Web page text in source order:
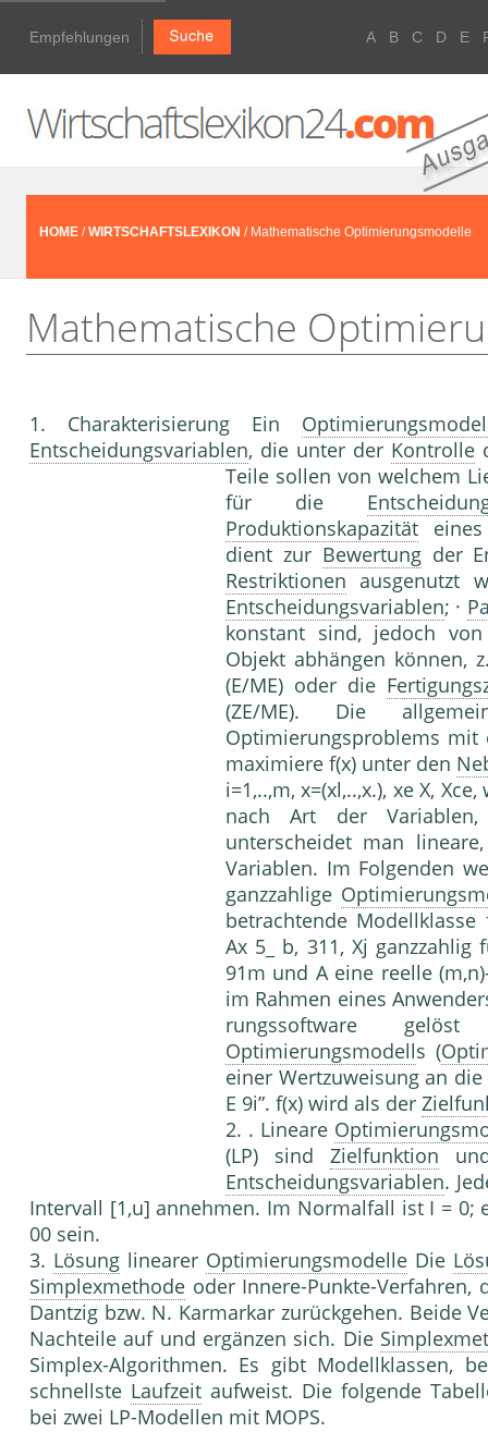
Empfehlungen A B C D E
HOME /WIRTSCHAFTSLEXIKON / Mathematische Optimierungsmodelle
Mathematische
1. Charakterisierung Ein
Entscheidungsvariablen, die unter der Kontrolle
Teile sollen von welchem
für die
Produktionskapazität
dient zur Bewertungder
Restriktionen ausgenutzt
Entscheidungsvariablen; ·
konstant sind, jedoch
Objekt abhängen können,
(E/ME) oder die
(ZE/ME). Die
Optimierungsproblems
maximiere f(x) unter den
i=1,..,m, x=(xl,..,x.), xe X,
nach Art der
unterscheidet man
Variablen. Im Folgenden
ganzzahlige
betrachtende
Ax 5_ b, 311, Xj ganzzahlig
91m und A eine reelle
im Rahmen eines
rungssoftware
Optimierungsmodells (
einer Wertzuweisung an
E 9i”. f(x) wird als der
2. . Lineare
(LP) sind Zielfunktion
Entscheidungsvariablen.
Intervall [1,u] annehmen. Im Normalfall ist I =
00 sein.
3. Lösung linearer Optimierungsmodelle Die
Simplexmethode oder Innere-Punkte-
Dantzig bzw. N. Karmarkar zurückgehen. Beide
Nachteile auf und ergänzen sich. Die
Simplex-Algorithmen. Es gibt Modellklassen,
schnellste Laufzeitaufweist. Die folgende
bei zwei LP-Modellen mit MOPS.